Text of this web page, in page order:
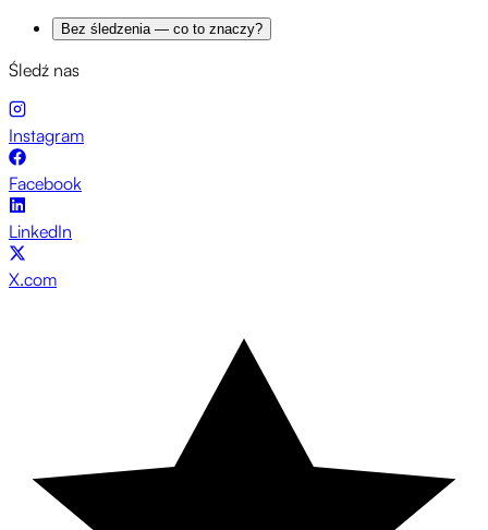
Bez śledzenia — co to znaczy?
Śledź nas
Instagram
Facebook
LinkedIn
X.com